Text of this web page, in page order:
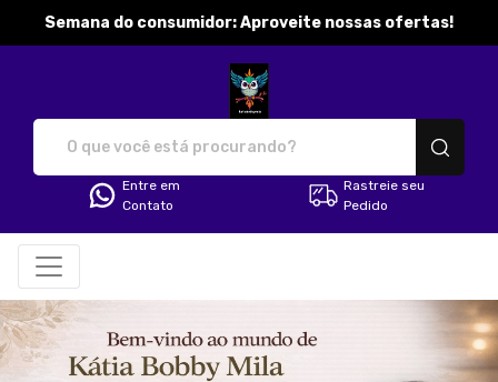
Semana do consumidor: Aproveite nossas ofertas!
Entre em
Contato
Rastreie seu
Pedido